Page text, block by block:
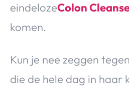
eindelozeColon
komen.
Kun je nee zeggen
die de hele dag in haar